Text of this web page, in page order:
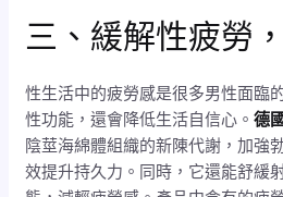
三、緩解性疲勞
性生活中的疲勞感是很多男性面臨
性功能，還會降低生活自信心。德
陰莖海綿體組織的新陳代謝，加強
效提升持久力。同時，它還能舒緩